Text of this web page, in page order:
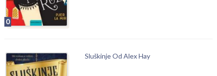
0
Sluškinje Od Alex Hay